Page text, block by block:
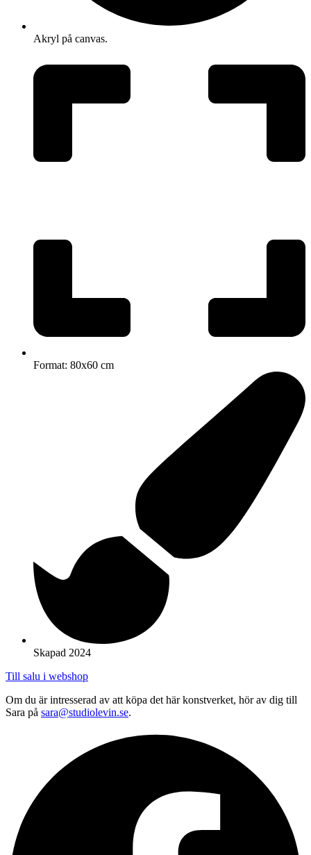
Akryl på canvas.
Format: 80x60 cm
Skapad 2024
Till salu i webshop
Om du är intresserad av att köpa det här konstverket, hör av dig till
Sara på sara@studiolevin.se.